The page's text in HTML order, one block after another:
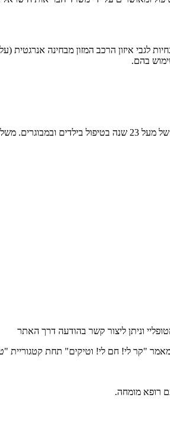
לגבי איזון הרכב המזון מבחינה אנרגטית
בהם.
גולן שרב, מתמקד מקצועית בטיפול בטיקים ותסמונת טורט ברפואה סינית
"קר לי! חם לי! וטיקים" תחת קטגוריית
רופא מומחה.